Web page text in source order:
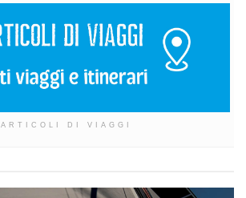
ARTICOLI DI VIAGGI